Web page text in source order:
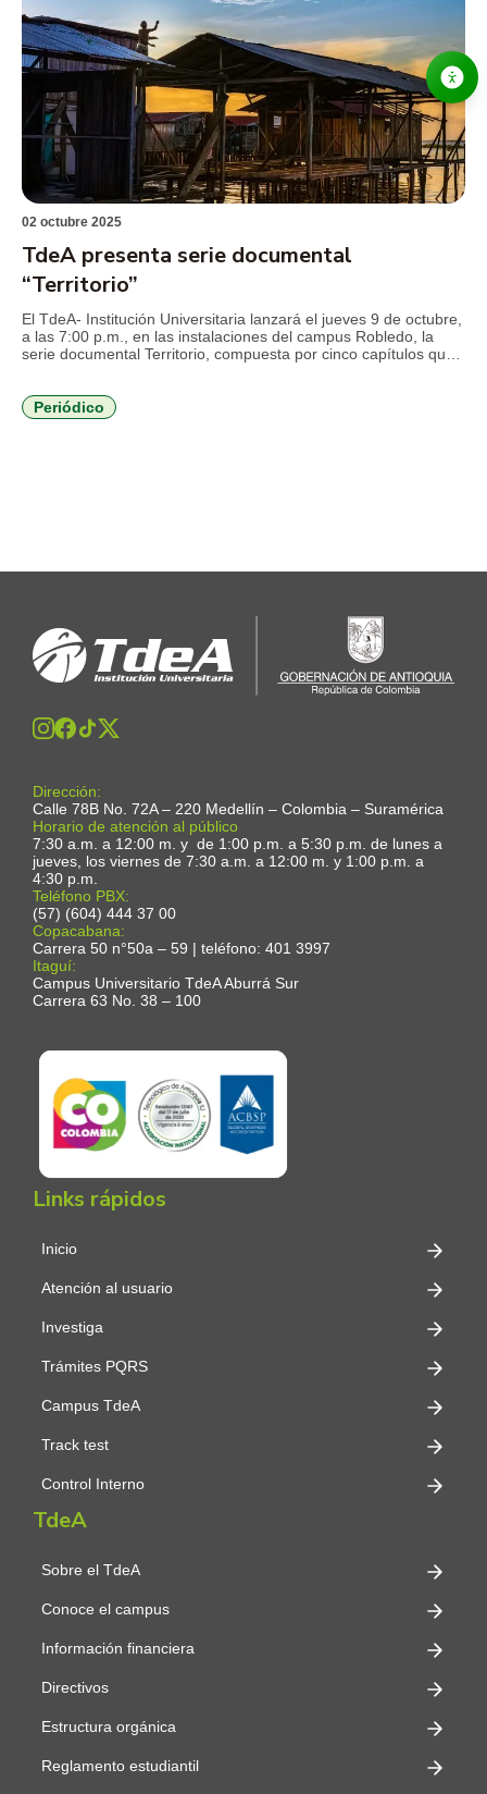
02 octubre 2025
TdeA presenta serie documental
“Territorio”
El TdeA- Institución Universitaria lanzará el jueves 9 de octubre,
a las 7:00 p.m., en las instalaciones del campus Robledo, la
serie documental Territorio, compuesta por cinco capítulos que
territorios. Territorio retrata, de manera natural, sueños, anhelos
y […]
Periódico
Dirección:
Calle 78B No. 72A – 220 Medellín – Colombia – Suramérica
Horario de atención al público
7:30 a.m. a 12:00 m. y de 1:00 p.m. a 5:30 p.m. de lunes a
jueves, los viernes de 7:30 a.m. a 12:00 m. y 1:00 p.m. a
4:30 p.m.
Teléfono PBX:
(57) (604) 444 37 00
Copacabana:
Carrera 50 n°50a – 59 | teléfono: 401 3997
Itaguí:
Campus Universitario TdeA Aburrá Sur
Carrera 63 No. 38 – 100
Links rápidos
Inicio
Atención al usuario
Investiga
Trámites PQRS
Campus TdeA
Track test
Control Interno
TdeA
Sobre el TdeA
Conoce el campus
Información financiera
Directivos
Estructura orgánica
Reglamento estudiantil